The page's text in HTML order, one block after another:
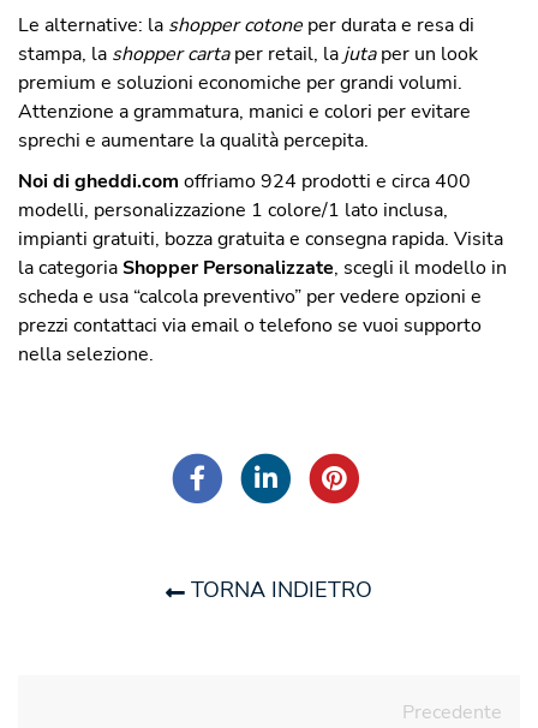
Le alternative: la shopper cotone per durata e resa di
stampa, la shopper carta per retail, la juta per un look
premium e soluzioni economiche per grandi volumi.
Attenzione a grammatura, manici e colori per evitare
sprechi e aumentare la qualità percepita.
Noi di gheddi.com offriamo 924 prodotti e circa 400
modelli, personalizzazione 1 colore/1 lato inclusa,
impianti gratuiti, bozza gratuita e consegna rapida. Visita
la categoriaShopper Personalizzate, scegli il modello in
scheda e usa “calcola preventivo” per vedere opzioni e
prezzi contattaci via email o telefono se vuoi supporto
nella selezione.
TORNA INDIETRO
Precedente